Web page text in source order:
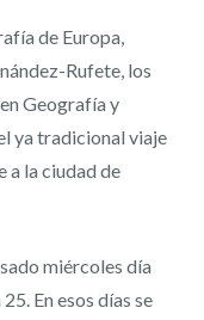
de Europa,
Rufete, los
Geografía y
ya tradicional viaje
a la ciudad de
miércoles día
En esos días se